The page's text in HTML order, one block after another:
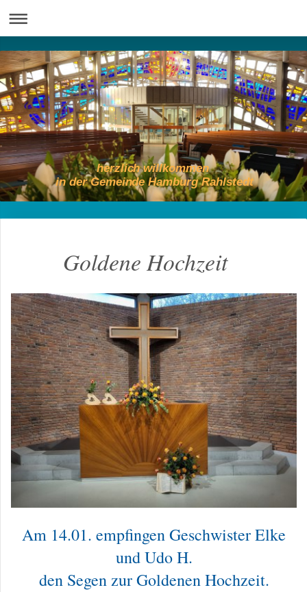
herzlich willkommen
in der Gemeinde Hamburg Rahlstedt
Goldene Hochzeit
Am 14.01. empfingen Geschwister Elke
und Udo H.
den Segen zur Goldenen Hochzeit.